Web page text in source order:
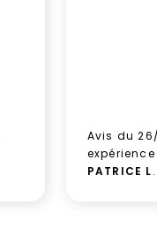
Avis du
PATRICE L.